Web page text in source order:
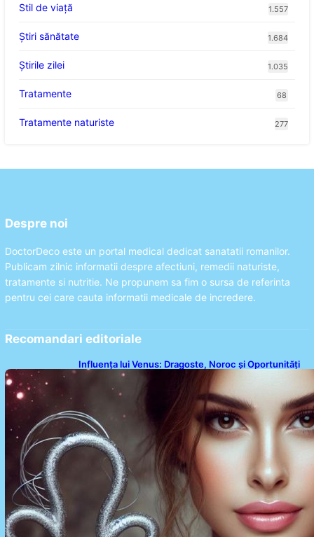
Stil de viaţă 1.557
Ştiri sănătate 1.684
Știrile zilei 1.035
Tratamente 68
Tratamente naturiste 277
Despre noi
DoctorDeco este un portal medical dedicat sanatatii romanilor.
Publicam zilnic informatii despre afectiuni, remedii naturiste,
tratamente si nutritie. Ne propunem sa fim o sursa de referinta
pentru cei care cauta informatii medicale de incredere.
Recomandari editoriale
Influența lui Venus: Dragoste, Noroc și Oportunități
pentru Tauri și Balanțe în Weekendul 8-9 August